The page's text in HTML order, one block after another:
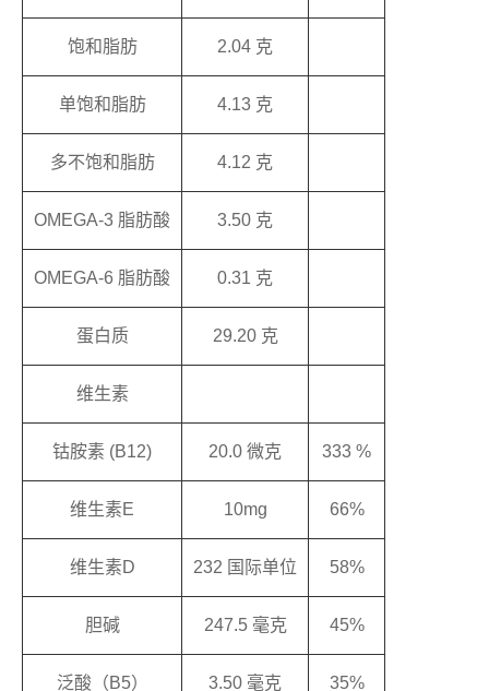
饱和脂肪 2.04 克
单饱和脂肪 4.13 克
多不饱和脂肪 4.12 克
OMEGA-3 脂肪酸 3.50 克
OMEGA-6 脂肪酸 0.31 克
蛋白质 29.20 克
维生素
钴胺素 (B12) 20.0 微克 333 %
维生素E 10mg 66%
维生素D 232 国际单位 58%
胆碱 247.5 毫克 45%
泛酸（B5） 3.50 毫克 35%